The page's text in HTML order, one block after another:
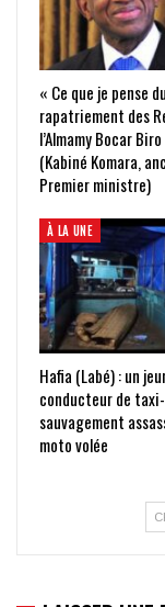
« Ce que je pense du
rapatriement des
l’Almamy Bocar
(Kabiné Komara,
Premier ministre)
À LA UNE
Hafia (Labé) : un
conducteur de
sauvagement
moto volée